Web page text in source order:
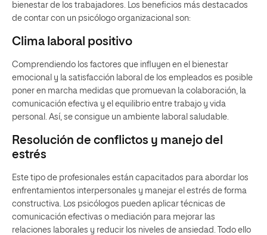
bienestar de los trabajadores. Los beneficios más destacados
de contar con un psicólogo organizacional son:
Clima laboral positivo
Comprendiendo los factores que influyen en el bienestar
emocional y la satisfacción laboral de los empleados es posible
poner en marcha medidas que promuevan la colaboración, la
comunicación efectiva y el equilibrio entre trabajo y vida
personal. Así, se consigue un ambiente laboral saludable.
Resolución de conflictos y manejo del
estrés
Este tipo de profesionales están capacitados para abordar los
enfrentamientos interpersonales y manejar el estrés de forma
constructiva. Los psicólogos pueden aplicar técnicas de
comunicación efectivas o mediación para mejorar las
relaciones laborales y reducir los niveles de ansiedad. Todo ello